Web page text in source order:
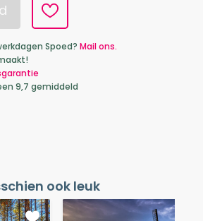
Spoed? Mail ons.
9,7 gemiddeld
ook leuk